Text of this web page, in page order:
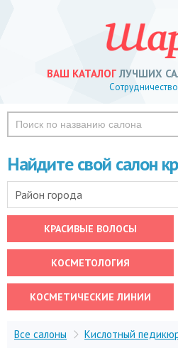
ВАШ КАТАЛОГЛУЧШИХ
Найдите свой салон
Район города
КРАСИВЫЕ ВОЛОСЫ
КОСМЕТОЛОГИЯ
КОСМЕТИЧЕСКИЕ ЛИНИИ
Все салоны Кислотный